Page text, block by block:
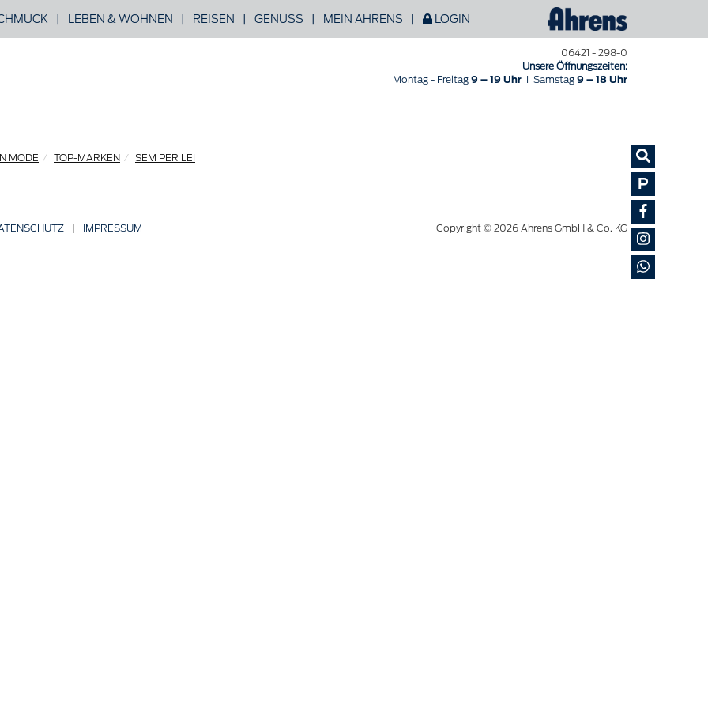
| LEBEN & WOHNEN | REISEN | GENUSS | MEIN AHRENS | LOGIN
P
06421 - 298-0
Unsere Öffnungszeiten:
Montag - Freitag 9 – 19 Uhr I Samstag 9 – 18 Uhr
MODE TOP-MARKEN SEM PER LEI
| IMPRESSUM Copyright © 2026 Ahrens GmbH & Co. KG